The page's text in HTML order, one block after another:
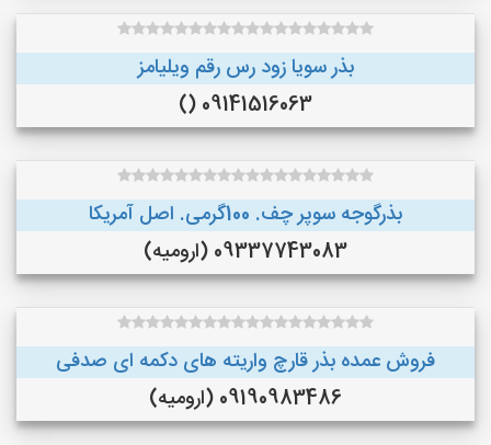
بذر سویا زود رس رقم ویلیامز
09141516063 ()
بذرگوجه‌ سوپر چف. 100گرمی. اصل آمریکا
09337743083 (ارومیه)
فروش عمده بذر قارچ واریته های دکمه ای صدفی
09190983486 (ارومیه)